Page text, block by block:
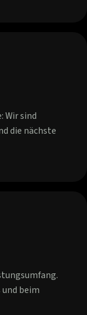
Wir sind
die nächste
beim